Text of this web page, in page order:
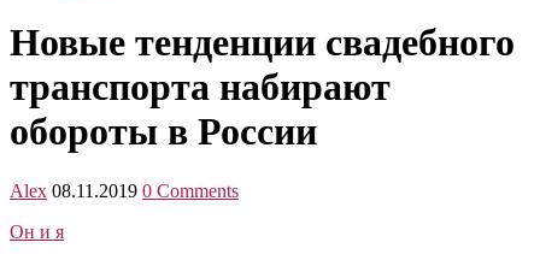
Новые тенденции свадебного
транспорта набирают
обороты в России
Alex 08.11.2019 0 Comments
Он и я